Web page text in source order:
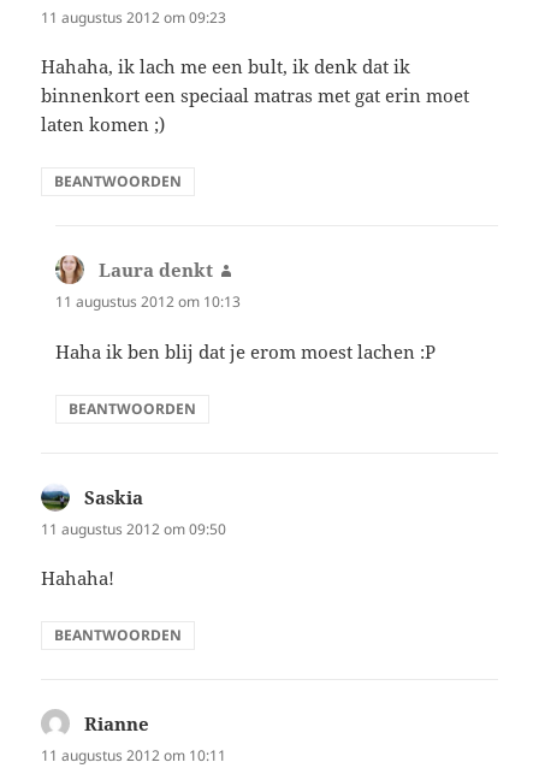
11 augustus 2012 om 09:23
Hahaha, ik lach me een bult, ik denk dat ik
binnenkort een speciaal matras met gat erin moet
laten komen ;)
BEANTWOORDEN
Laura denkt
11 augustus 2012 om 10:13
Haha ik ben blij dat je erom moest lachen :P
BEANTWOORDEN
Saskia
11 augustus 2012 om 09:50
Hahaha!
BEANTWOORDEN
Rianne
11 augustus 2012 om 10:11